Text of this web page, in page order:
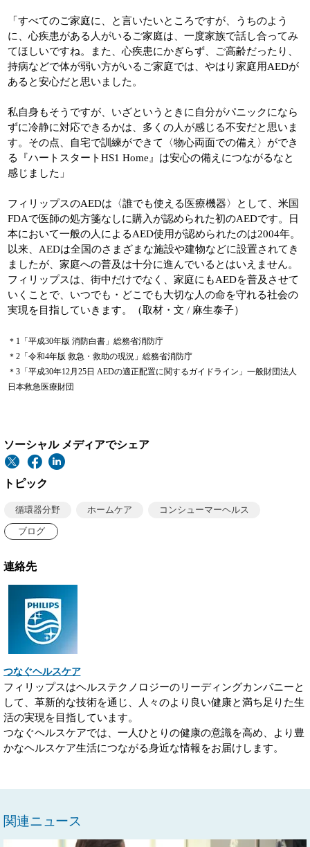
「すべてのご家庭に、と言いたいところですが、うちのよう
に、心疾患がある人がいるご家庭は、一度家族で話し合ってみ
てほしいですね。また、心疾患にかぎらず、ご高齢だったり、
持病などで体が弱い方がいるご家庭では、やはり家庭用AEDが
あると安心だと思いました。
私自身もそうですが、いざというときに自分がパニックになら
ずに冷静に対応できるかは、多くの人が感じる不安だと思いま
す。その点、自宅で訓練ができて〈物心両面での備え〉ができ
る『ハートスタートHS1 Home』は安心の備えにつながるなと
感じました」
フィリップスのAEDは〈誰でも使える医療機器〉として、米国
FDAで医師の処方箋なしに購入が認められた初のAEDです。日
本において一般の人によるAED使用が認められたのは2004年。
以来、AEDは全国のさまざまな施設や建物などに設置されてき
ましたが、家庭への普及は十分に進んでいるとはいえません。
フィリップスは、街中だけでなく、家庭にもAEDを普及させて
いくことで、いつでも・どこでも大切な人の命を守れる社会の
実現を目指していきます。（取材・文 / 麻生泰子）
＊1「平成30年版 消防白書」総務省消防庁
＊2「令和4年版 救急・救助の現況」総務省消防庁
＊3「平成30年12月25日 AEDの適正配置に関するガイドライン」一般財団法人
日本救急医療財団
ソーシャル メディアでシェア
トピック
循環器分野 ホームケア コンシューマーヘルス
ブログ
連絡先
つなぐヘルスケア
フィリップスはヘルステクノロジーのリーディングカンパニーと
して、革新的な技術を通じ、人々のより良い健康と満ち足りた生
活の実現を目指しています。
つなぐヘルスケアでは、一人ひとりの健康の意識を高め、より豊
かなヘルスケア生活につながる身近な情報をお届けします。
関連ニュース